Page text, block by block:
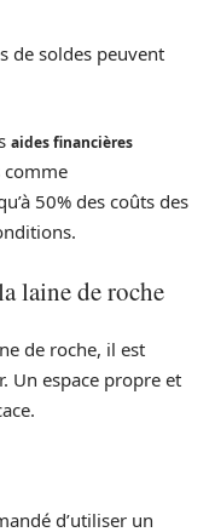
de soldes peuvent
aides financières
comme
50% des coûts des
laine de roche
de roche, il est
Un espace propre et
d’utiliser un